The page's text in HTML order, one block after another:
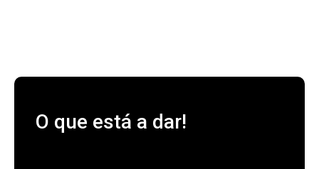
O que está a dar!